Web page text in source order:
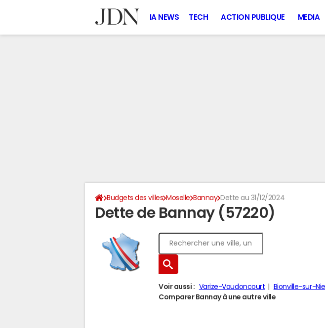
IA NEWS TECH ACTION PUBLIQUE MEDIA
Budgets des villes Moselle Bannay Dette au 31/12/2024
Dette de Bannay (57220)
Voir aussi : Varize-Vaudoncourt Bionville-sur-
Comparer Bannay à une autre ville